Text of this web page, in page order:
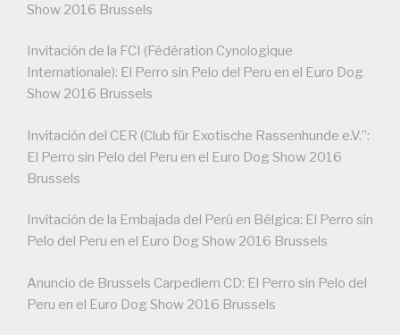
Show 2016 Brussels
Invitación de la FCI (Fédération Cynologique
Internationale): El Perro sin Pelo del Peru en el Euro Dog
Show 2016 Brussels
Invitación del CER (Club für Exotische Rassenhunde e.V.”:
El Perro sin Pelo del Peru en el Euro Dog Show 2016
Brussels
Invitación de la Embajada del Perú en Bélgica: El Perro sin
Pelo del Peru en el Euro Dog Show 2016 Brussels
Anuncio de Brussels Carpediem CD: El Perro sin Pelo del
Peru en el Euro Dog Show 2016 Brussels